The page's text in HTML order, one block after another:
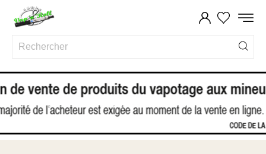
ACCUEIL MARQUES ELIQUID FRANCE